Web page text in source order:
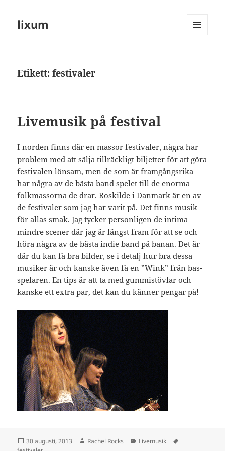
lixum
Etikett:festivaler
Livemusik på festival
I norden finns där en massor festivaler, några har
problem med att sälja tillräckligt biljetter för att göra
festivalen lönsam, men de som är framgångsrika
har några av de bästa band spelet till de enorma
folkmassorna de drar. Roskilde i Danmark är en av
de festivaler som jag har varit på. Det finns musik
för allas smak. Jag tycker personligen de intima
mindre scener där jag är längst fram för att se och
höra några av de bästa indie band på banan. Det är
där du kan få bra bilder, se i detalj hur bra dessa
musiker är och kanske även få en ”Wink” från bas-
spelaren. En tips är att ta med gummistövlar och
kanske ett extra par, det kan du känner pengar på!
Postat
30 augusti, 2013 Författare
Rachel Rocks Kategorier
Livemusik